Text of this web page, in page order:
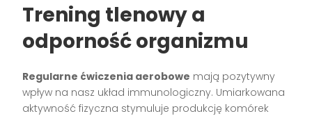
Trening tlenowy a
odporność organizmu
Regularne ćwiczenia aerobowe mają pozytywny
wpływ na nasz układ immunologiczny. Umiarkowana
aktywność fizyczna stymuluje produkcję komórek